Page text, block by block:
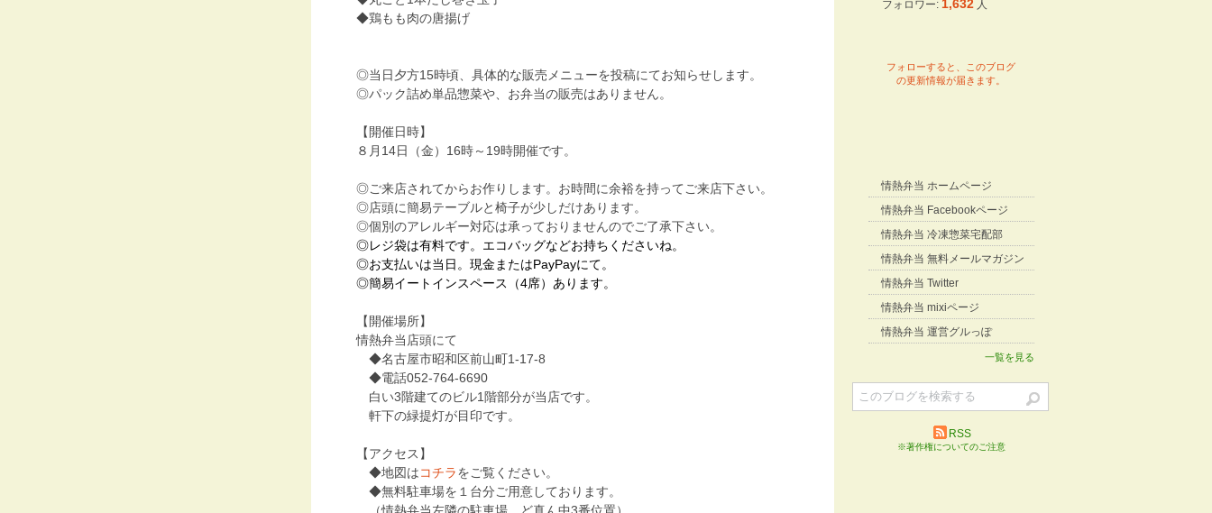
◆鶏もも肉の唐揚げ
◎当日夕方15時頃、具体的な販売メニューを投稿にてお知らせします。
◎パック詰め単品惣菜や、お弁当の販売はありません。
【開催日時】
８月14日（金）16時～19時開催です。
◎ご来店されてからお作りします。お時間に余裕を持ってご来店下さい。
◎店頭に簡易テーブルと椅子が少しだけあります。
◎個別のアレルギー対応は承っておりませんのでご了承下さい。
◎レジ袋は有料です。エコバッグなどお持ちくださいね。
◎お支払いは当日。現金またはPayPayにて。
◎簡易イートインスペース（4席）あります。
【開催場所】
情熱弁当店頭にて
◆名古屋市昭和区前山町1-17-8
◆電話052-764-6690
白い3階建てのビル1階部分が当店です。
軒下の緑提灯が目印です。
【アクセス】
◆地図はコチラをご覧ください。
◆無料駐車場を１台分ご用意しております。
フォロワー: 1,632人
フォローすると、このブログ
の更新情報が届きます。
情熱弁当 ホームページ
情熱弁当 Facebookページ
情熱弁当 冷凍惣菜宅配部
情熱弁当 無料メールマガジン
情熱弁当 Twitter
情熱弁当 mixiページ
情熱弁当 運営グルっぽ
一覧を見る
RSS
※著作権についてのご注意